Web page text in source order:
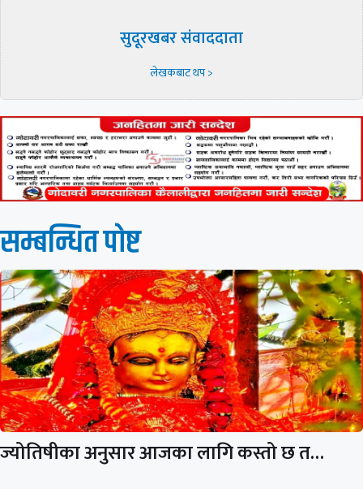
सुदूरखबर संवाददाता
लेखकबाट थप >
सम्बन्धित पाेष्ट
ज्योतिषीका अनुसार आजका लागि कस्तो छ त…